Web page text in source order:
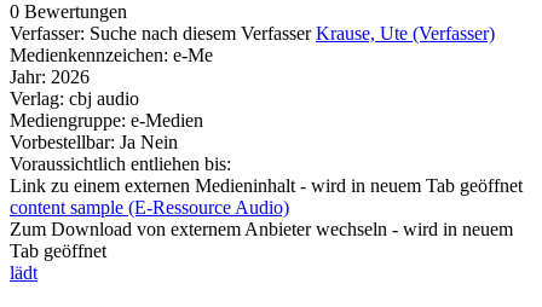
0 Bewertungen
Verfasser: Suche nach diesem Verfasser Krause, Ute (Verfasser)
Medienkennzeichen: e-Me
Jahr: 2026
Verlag: cbj audio
Mediengruppe: e-Medien
Vorbestellbar: Ja Nein
Voraussichtlich entliehen bis:
Link zu einem externen Medieninhalt - wird in neuem Tab geöffnet
content sample (E-Ressource Audio)
Zum Download von externem Anbieter wechseln - wird in neuem
Tab geöffnet
lädt